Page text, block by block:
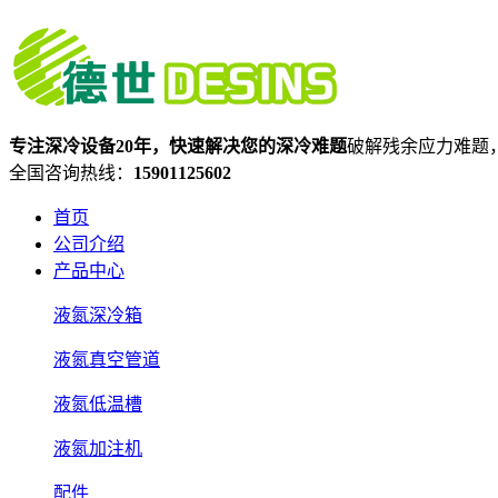
专注深冷设备20年，快速解决您的深冷难题破解残余应力难题
全国咨询热线： 15901125602
首页
公司介绍
产品中心
液氮深冷箱
液氮真空管道
液氮低温槽
液氮加注机
配件